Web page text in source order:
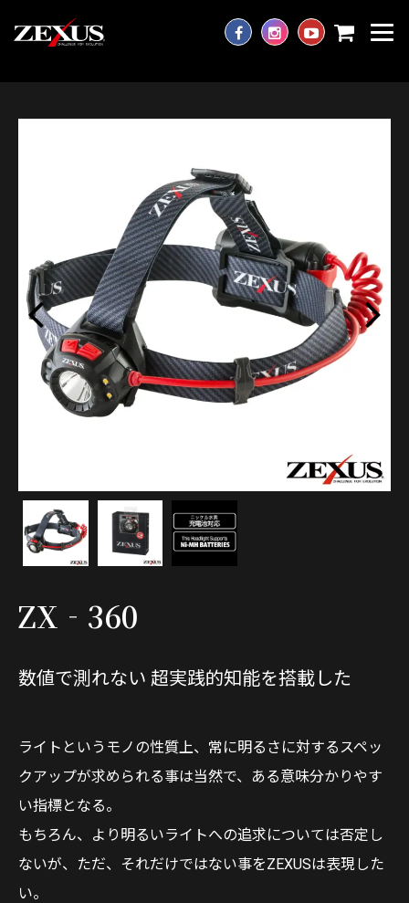
ZX‐360
数値で測れない 超実践的知能を搭載した
ライトというモノの性質上、常に明るさに対するスペッ
クアップが求められる事は当然で、ある意味分かりやす
い指標となる。
もちろん、より明るいライトへの追求については否定し
ないが、ただ、それだけではない事をZEXUSは表現した
い。